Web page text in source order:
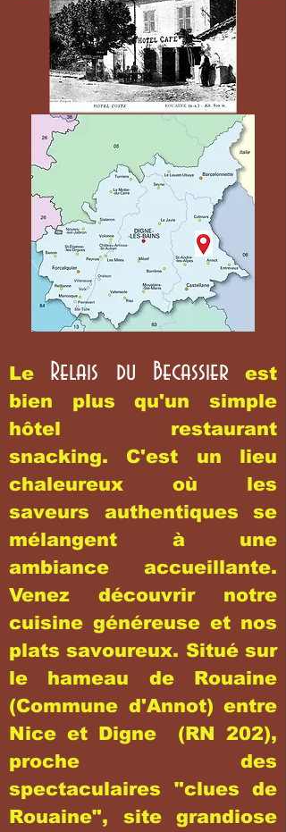
Le Relais du Becassier est
bien plus qu'un simple
hôtel restaurant
snacking. C'est un lieu
chaleureux où les
saveurs authentiques se
mélangent à une
ambiance accueillante.
Venez découvrir notre
cuisine généreuse et nos
plats savoureux. Situé sur
le hameau de Rouaine
(Commune d'Annot) entre
Nice et Digne (RN 202),
proche des
spectaculaires "clues de
Rouaine", site grandiose